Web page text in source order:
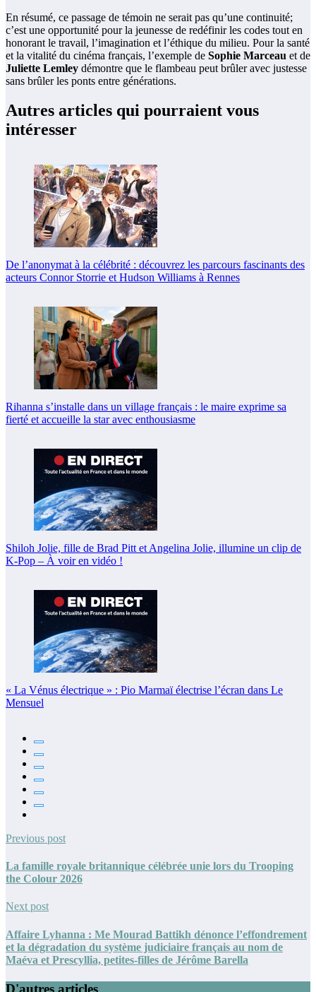
En résumé, ce passage de témoin ne serait pas qu’une continuité;
c’est une opportunité pour la jeunesse de redéfinir les codes tout en
honorant le travail, l’imagination et l’éthique du milieu. Pour la santé
et la vitalité du cinéma français, l’exemple de Sophie Marceau et de
Juliette Lemley démontre que le flambeau peut brûler avec justesse
sans brûler les ponts entre générations.
Autres articles qui pourraient vous
intéresser
De l’anonymat à la célébrité : découvrez les parcours fascinants des
acteurs Connor Storrie et Hudson Williams à Rennes
Rihanna s’installe dans un village français : le maire exprime sa
fierté et accueille la star avec enthousiasme
Shiloh Jolie, fille de Brad Pitt et Angelina Jolie, illumine un clip de
K-Pop – À voir en vidéo !
« La Vénus électrique » : Pio Marmaï électrise l’écran dans Le
Mensuel
Previous post
La famille royale britannique célébrée unie lors du Trooping
the Colour 2026
Next post
Affaire Lyhanna : Me Mourad Battikh dénonce l’effondrement
et la dégradation du système judiciaire français au nom de
Maéva et Prescyllia, petites-filles de Jérôme Barella
D'autres articles